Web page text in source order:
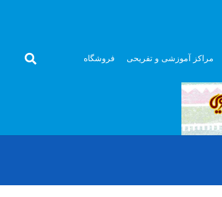
مراکز آموزشی و تفریحی فروشگاه